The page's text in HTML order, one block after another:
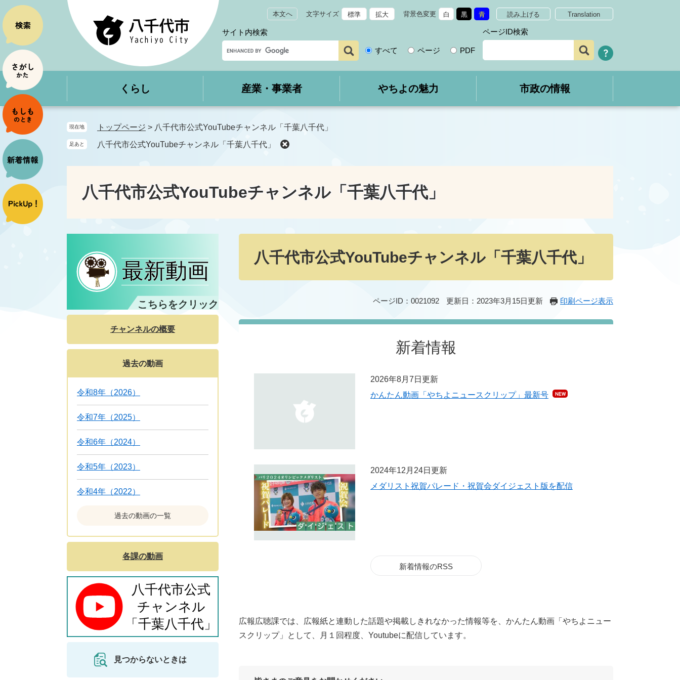
ー
ジ
の
先
頭
で
す
。
ニ
ュ
ー
を
飛
ば
し
て
本
文
本文へ 文字サイズ 標準 拡大 背景色変更 白 黒 青 読み上げる Translation
サイト内検索
すべて ページ PDF
ページID検索
くらし 産業・事業者 やちよの魅力 市政の情報
現在地 トップページ > 八千代市公式YouTubeチャンネル「千葉八千代」
足あと 八千代市公式YouTubeチャンネル「千葉八千代」
八千代市公式YouTubeチャンネル「千葉八千代」
八千代市公式YouTubeチャンネル「千葉八千代」
ページID：0021092 更新日：2023年3月15日更新 印刷ページ表示
新着情報
2026年8月7日更新
かんたん動画「やちよニュースクリップ」最新号
2024年12月24日更新
メダリスト祝賀パレード・祝賀会ダイジェスト版を配信
新着情報のRSS
広報広聴課では、広報紙と連動した話題や掲載しきれなかった情報等を、かんたん動画「やちよニュー
スクリップ」として、月１回程度、Youtubeに配信しています。
チャンネルの概要
過去の動画
令和8年（2026）
令和7年（2025）
令和6年（2024）
令和5年（2023）
令和4年（2022）
過去の動画の一覧
各課の動画
見つからないときは